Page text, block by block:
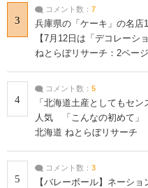
3
コメント数： 7
兵庫県の「ケーキ」の名
【7月12日は「デコレーシ
ねとらぼリサーチ：2ペー
4
コメント数： 5
「北海道土産としてもセ
人気 「こんなの初めて」
北海道 ねとらぼリサーチ
5
コメント数： 3
【バレーボール】ネーシ